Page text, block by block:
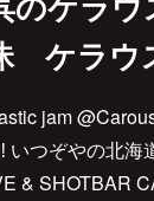
ケラウ
jam
いつぞやの北
& SHOTBAR